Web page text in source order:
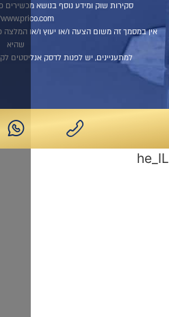
פיננסיים ניתן למצוא באתר פריקו
המלצה כל שהיא לביצוע ו/או אי ביצוע עסקה כל
לקבלת מידע ופרטים נוספים ט.ל.ח.